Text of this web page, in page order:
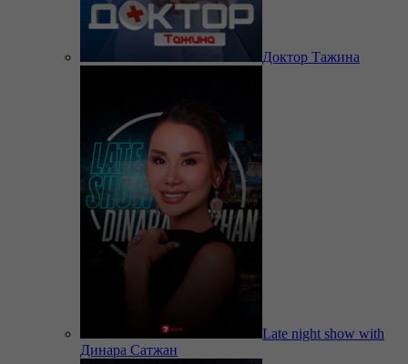
Доктор Тажина
Late night show with
Динара Сатжан